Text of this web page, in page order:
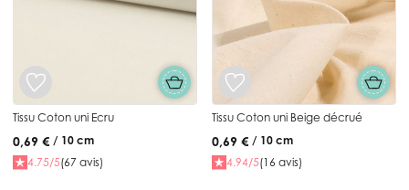
Tissu Coton uni Ecru
0,69 € / 10 cm
4.75/5(67 avis)
Tissu Coton uni Beige décrué
0,69 € / 10 cm
4.94/5(16 avis)